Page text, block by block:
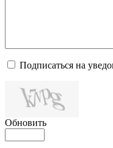
Подписаться на
Обновить